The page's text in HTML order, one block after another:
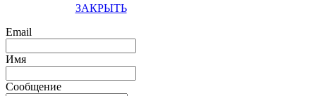
ЗАКРЫТЬ
Email
Имя
Сообщение